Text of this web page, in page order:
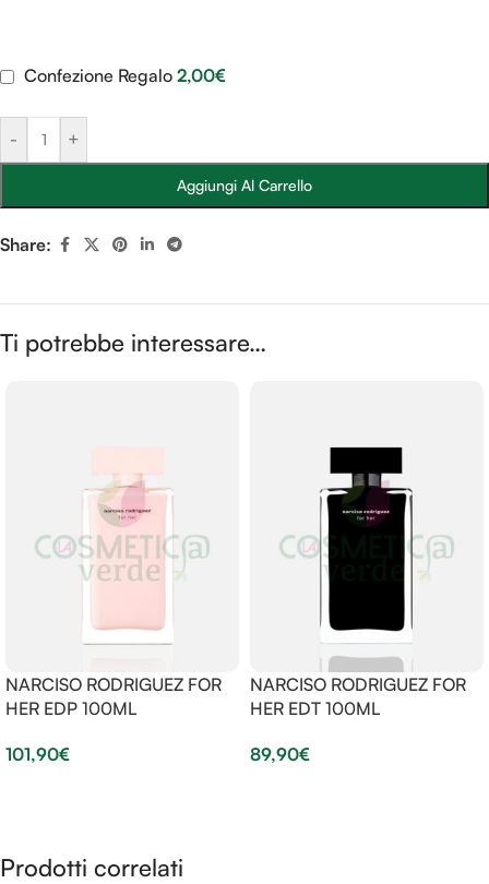
- +
Aggiungi Al Carrello
Confezione Regalo 2,00€
Share:
Ti potrebbe interessare…
NARCISO RODRIGUEZ FOR
HER EDP 100ML
101,90€
NARCISO RODRIGUEZ FOR
HER EDT 100ML
89,90€
Prodotti correlati